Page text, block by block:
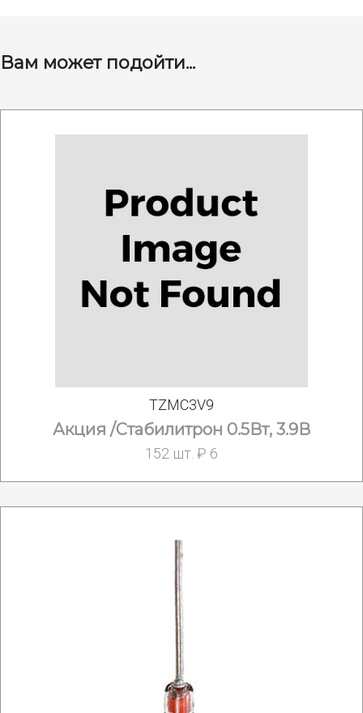
Вам может подойти...
TZMC3V9
Акция /Стабилитрон 0.5Вт, 3.9В
152 шт. ₽ 6